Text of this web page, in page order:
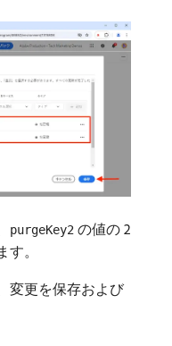
purgeKey2 の値の 2
。
変更を保存および